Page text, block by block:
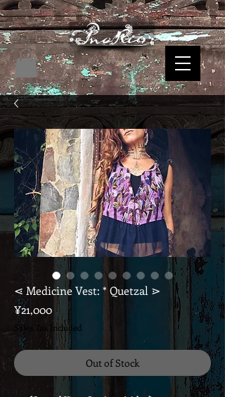
⋖ Medicine Vest: * Quetzal ⋗
¥21,000Price
Sales Tax Included
Out of Stock